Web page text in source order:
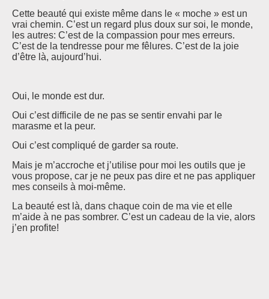
Cette beauté qui existe même dans le « moche » est un
vrai chemin. C’est un regard plus doux sur soi, le monde,
les autres: C’est de la compassion pour mes erreurs.
C’est de la tendresse pour me fêlures. C’est de la joie
d’être là, aujourd’hui.
Oui, le monde est dur.
Oui c’est difficile de ne pas se sentir envahi par le
marasme et la peur.
Oui c’est compliqué de garder sa route.
Mais je m’accroche et j’utilise pour moi les outils que je
vous propose, car je ne peux pas dire et ne pas appliquer
mes conseils à moi-même.
La beauté est là, dans chaque coin de ma vie et elle
m’aide à ne pas sombrer. C’est un cadeau de la vie, alors
j’en profite!